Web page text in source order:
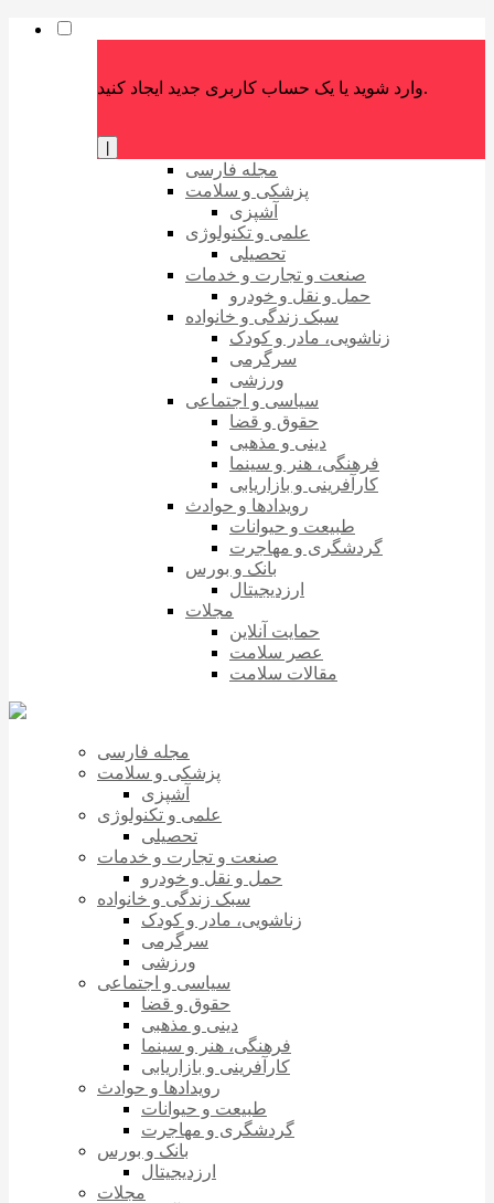
وارد شوید یا یک حساب کاربری جدید ایجاد کنید.
مجله فارسی
پزشکی و سلامت
آشپزی
علمی و تکنولوژی
تحصیلی
صنعت و تجارت و خدمات
حمل و نقل و خودرو
سبک زندگی و خانواده
زناشویی، مادر و کودک
سرگرمی
ورزشی
سیاسی و اجتماعی
حقوق و قضا
دینی و مذهبی
فرهنگی، هنر و سینما
کارآفرینی و بازاریابی
رویدادها و حوادث
طبیعت و حیوانات
گردشگری و مهاجرت
بانک و بورس
ارزدیجیتال
مجلات
حمایت آنلاین
عصر سلامت
مقالات سلامت
مجله فارسی
پزشکی و سلامت
آشپزی
علمی و تکنولوژی
تحصیلی
صنعت و تجارت و خدمات
حمل و نقل و خودرو
سبک زندگی و خانواده
زناشویی، مادر و کودک
سرگرمی
ورزشی
سیاسی و اجتماعی
حقوق و قضا
دینی و مذهبی
فرهنگی، هنر و سینما
کارآفرینی و بازاریابی
رویدادها و حوادث
طبیعت و حیوانات
گردشگری و مهاجرت
بانک و بورس
ارزدیجیتال
مجلات